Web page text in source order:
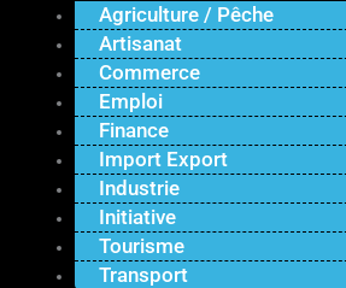
Agriculture / Pêche
Artisanat
Commerce
Emploi
Finance
Import Export
Industrie
Initiative
Tourisme
Transport